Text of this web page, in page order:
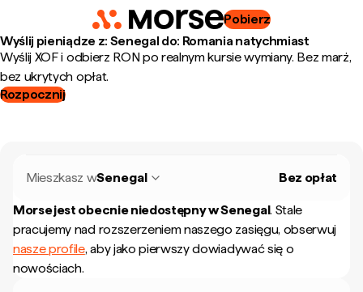
Pobierz
Wyślij pieniądze z: Senegal do: Romania natychmiast
Wyślij XOF i odbierz RON po realnym kursie wymiany. Bez marż,
bez ukrytych opłat.
Rozpocznij
Mieszkasz wSenegal Bez opłat
Morse jest obecnie niedostępny wSenegal. Stale
pracujemy nad rozszerzeniem naszego zasięgu, obserwuj
nasze profile, aby jako pierwszy dowiadywać się o
nowościach.